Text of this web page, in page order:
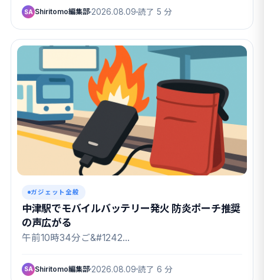
SA Shiritomo編集部 2026.08.09 読了 5 分
ガジェット全般
中津駅でモバイルバッテリー発火 防炎ポーチ推奨
の声広がる
午前10時34分ご&#1242…
SA Shiritomo編集部 2026.08.09 読了 6 分